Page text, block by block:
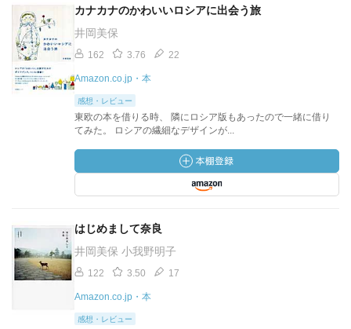
カナカナのかわいいロシアに出会う旅
井岡美保
162 3.76 22
Amazon.co.jp・本
感想・レビュー
東欧の本を借りる時、 隣にロシア版もあったので一緒に借り
てみた。 ロシアの繊細なデザインが...
はじめまして奈良
井岡美保 小我野明子
122 3.50 17
Amazon.co.jp・本
感想・レビュー